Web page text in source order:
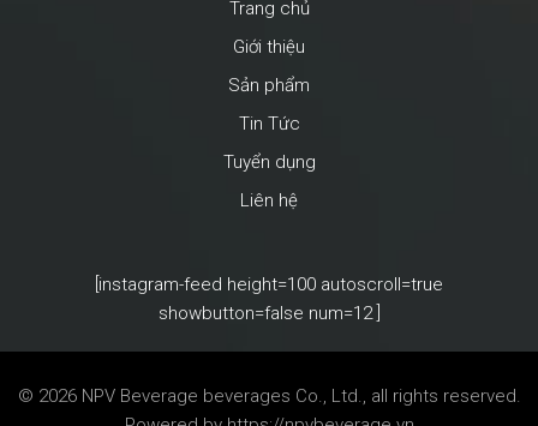
Trang chủ
Giới thiệu
Sản phẩm
Tin Tức
Tuyển dụng
Liên hệ
[instagram-feed height=100 autoscroll=true
showbutton=false num=12 ]
© 2026 NPV Beverage beverages Co., Ltd., all rights reserved.